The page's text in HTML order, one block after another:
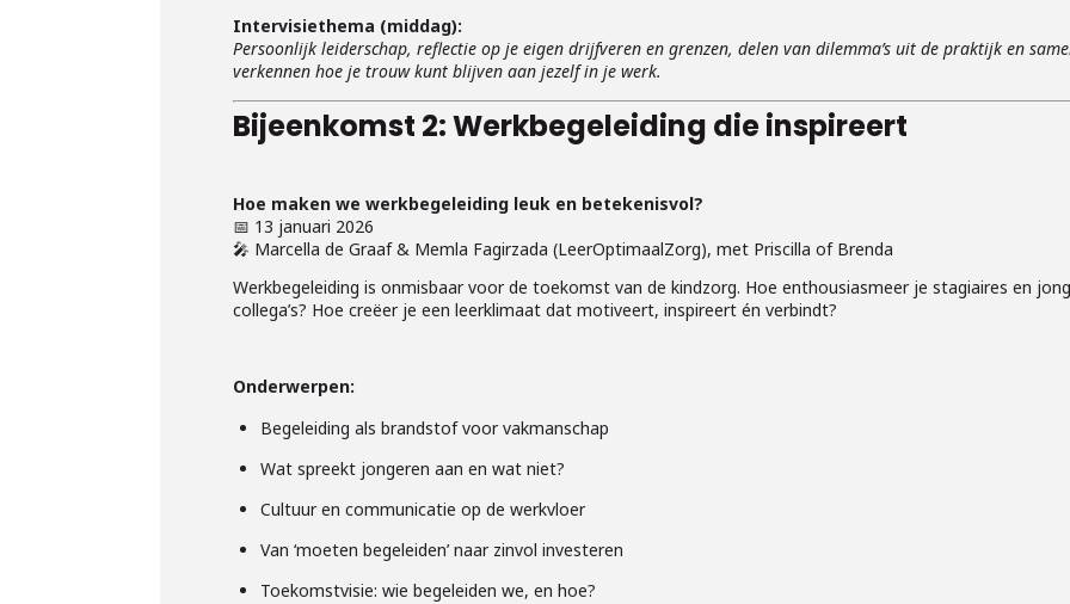
Intervisiethema (middag):
Persoonlijk leiderschap, reflectie op je eigen drijfveren en grenzen, delen van dilemma’s uit de praktijk en
verkennen hoe je trouw kunt blijven aan jezelf in je werk.
Bijeenkomst 2: Werkbegeleiding die inspireert
Hoe maken we werkbegeleiding leuk en betekenisvol?
📅 13 januari 2026
🎤 Marcella de Graaf & Memla Fagirzada (LeerOptimaalZorg), met Priscilla of Brenda
Werkbegeleiding is onmisbaar voor de toekomst van de kindzorg. Hoe enthousiasmeer je stagiaires en
collega’s? Hoe creëer je een leerklimaat dat motiveert, inspireert én verbindt?
Onderwerpen:
Begeleiding als brandstof voor vakmanschap
Wat spreekt jongeren aan en wat niet?
Cultuur en communicatie op de werkvloer
Van ‘moeten begeleiden’ naar zinvol investeren
Toekomstvisie: wie begeleiden we, en hoe?